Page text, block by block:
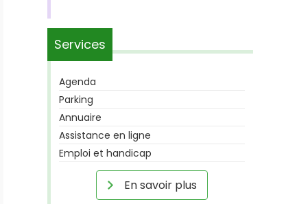
Services
Agenda
Parking
Annuaire
Assistance en ligne
Emploi et handicap
En savoir plus